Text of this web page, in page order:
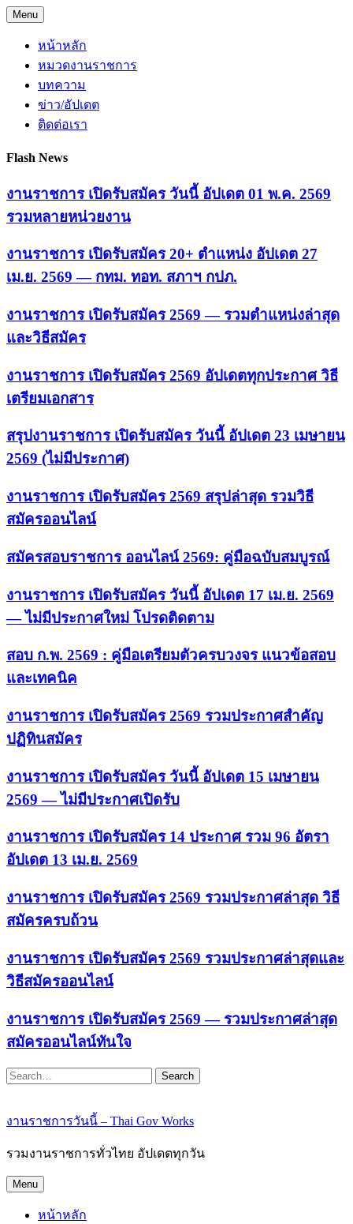
Skip
to
content
Menu
หน้าหลัก
หมวดงานราชการ
บทความ
ข่าว/อัปเดต
ติดต่อเรา
Flash News
งานราชการ เปิดรับสมัคร วันนี้ อัปเดต 01 พ.ค. 2569
รวมหลายหน่วยงาน
งานราชการ เปิดรับสมัคร 20+ ตำแหน่ง อัปเดต 27
เม.ย. 2569 — กทม. ทอท. สภาฯ กปภ.
งานราชการ เปิดรับสมัคร 2569 — รวมตำแหน่งล่าสุด
และวิธีสมัคร
งานราชการ เปิดรับสมัคร 2569 อัปเดตทุกประกาศ วิธี
เตรียมเอกสาร
สรุปงานราชการ เปิดรับสมัคร วันนี้ อัปเดต 23 เมษายน
2569 (ไม่มีประกาศ)
งานราชการ เปิดรับสมัคร 2569 สรุปล่าสุด รวมวิธี
สมัครออนไลน์
สมัครสอบราชการ ออนไลน์ 2569: คู่มือฉบับสมบูรณ์
งานราชการ เปิดรับสมัคร วันนี้ อัปเดต 17 เม.ย. 2569
— ไม่มีประกาศใหม่ โปรดติดตาม
สอบ ก.พ. 2569 : คู่มือเตรียมตัวครบวงจร แนวข้อสอบ
และเทคนิค
งานราชการ เปิดรับสมัคร 2569 รวมประกาศสำคัญ
ปฏิทินสมัคร
งานราชการ เปิดรับสมัคร วันนี้ อัปเดต 15 เมษายน
2569 — ไม่มีประกาศเปิดรับ
งานราชการ เปิดรับสมัคร 14 ประกาศ รวม 96 อัตรา
อัปเดต 13 เม.ย. 2569
งานราชการ เปิดรับสมัคร 2569 รวมประกาศล่าสุด วิธี
สมัครครบถ้วน
งานราชการ เปิดรับสมัคร 2569 รวมประกาศล่าสุดและ
วิธีสมัครออนไลน์
งานราชการ เปิดรับสมัคร 2569 — รวมประกาศล่าสุด
สมัครออนไลน์ทันใจ
Search
งานราชการวันนี้ – Thai Gov Works
รวมงานราชการทั่วไทย อัปเดตทุกวัน
Menu
หน้าหลัก